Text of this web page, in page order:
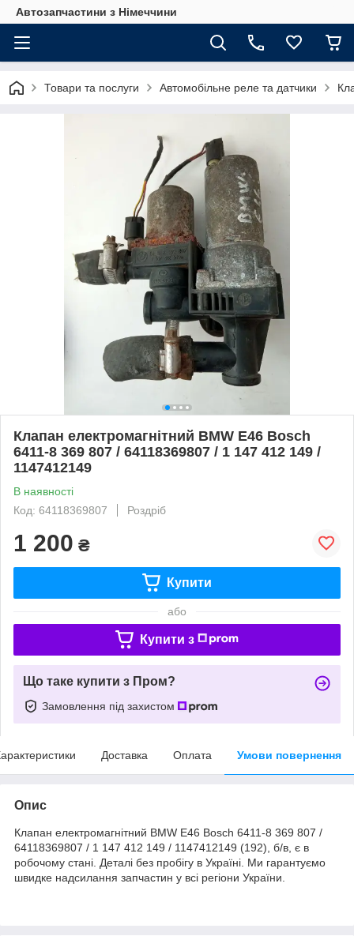
Автозапчастини з Німеччини
Товари та послуги Автомобільне реле та датчики
Клапан електромагнітний BMW E46 Bosch
6411-8 369 807 / 64118369807 / 1 147 412 149 /
1147412149
В наявності
Код: 64118369807
Роздріб
1 200 ₴
Купити
або
Купити з
Що таке купити з Пром?
Замовлення під захистом
Доставка Оплата Умови повернення
Опис
Клапан електромагнітний BMW E46 Bosch 6411-8 369 807 /
64118369807 / 1 147 412 149 / 1147412149 (192), б/в, є в
робочому стані. Деталі без пробігу в Україні. Ми гарантуємо
швидке надсилання запчастин у всі регіони України.